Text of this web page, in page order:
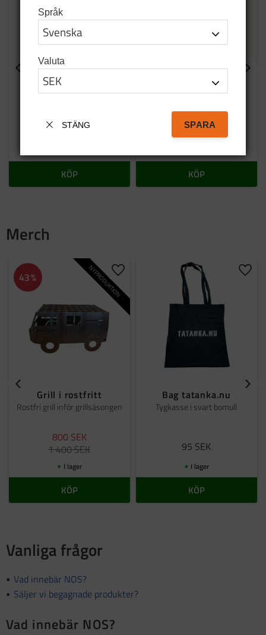
Mössa
Mössa i tunnt tyg
110SEK
KÖP
Aqiila powerbank B5B
5000mAh
299SEK
KÖP
Merch
Grill i rostfritt
Rostfri grill inför grillsäsongen
800 SEK
1 400SEK
43% NYPRODUKTIONLägg till i favoriter
I lager
KÖP
Bag tatanka.nu
Tygkasse i svart bomull
95 SEK
I lager
KÖP
Vanliga frågor
Vad innebär NOS?
Säljer vi begagnade produkter?
Vad innebär NOS?
Språk
Valuta
STÄNG SPARA